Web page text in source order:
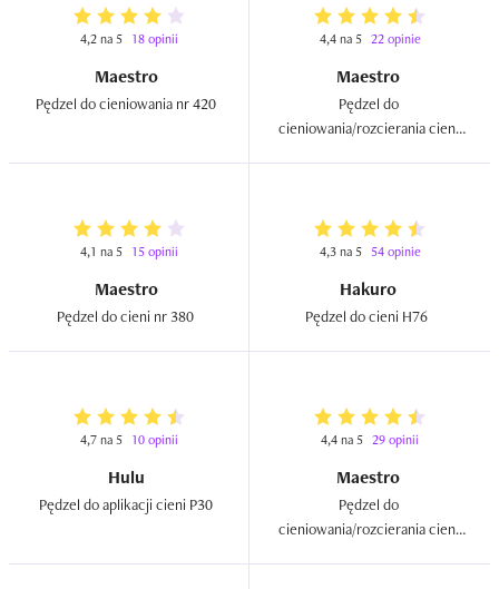
Więc od pierwszego ujrzenia można poczuć luksus.
Świetnie się sprawdza w swojej roli: ładnie łączy różne
kolory, rozciera je. Efekt schludny, czysty i delikatny.
Wykonanie: jako posiadaczka tego i wielu innych pędzi z
dobrze wykonany, pędzel wygląda jak nowy (mały minus
za ścierający się numer pędzla na trzonku). Jest po wielu
Cena: biorąc pod uwagę jakość wykonania, przyjemność
korzystania i efekty, jakie można za pomocą tego
efektów i jakości wykonania jest uzasadniona.
bo nie jest on tani. Aczkolwiek jestem zdania, że są
rzeczy, w które na prawdę warto zainwestować:
narzędzia, z których na co dzień korzystamy, jak na
przykład właśnie pędzle do makijażu. To narzędzie jest u
4,2 na 5 18 opinii
Maestro
4,4 na 5 22 opinie
Maestro
Pędzel do
cieniowania/rozcierania cieni
4,1 na 5 15 opinii
Maestro
4,3 na 5 54 opinie
Hakuro
4,7 na 5 10 opinii
Hulu
4,4 na 5 29 opinii
Maestro
Pędzel do
cieniowania/rozcierania cieni